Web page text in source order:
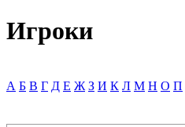
Игроки
А Б В Г Д Е Ж З И К Л М Н О П